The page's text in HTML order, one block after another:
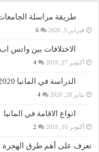
طريقة مراسلة الجامعات
فبراير 5, 2020 6
الاختلافات بين واتس
أكتوبر 27, 2019 4
الدراسة في المانيا 2020 واهم التفاصيل عنها
يناير 28, 2020 4
انواع الاقامة في المانيا
أكتوبر 10, 2019 2
تعرف على أهم طرق الهجرة